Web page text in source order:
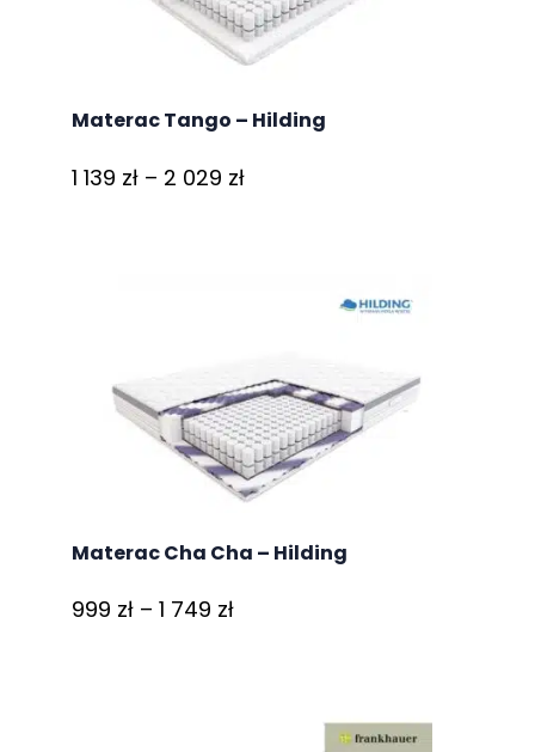
Materac Tango – Hilding
1 139 zł – 2 029 złZakres
2
029 zł
Materac Cha Cha – Hilding
999 zł – 1 749 złZakres